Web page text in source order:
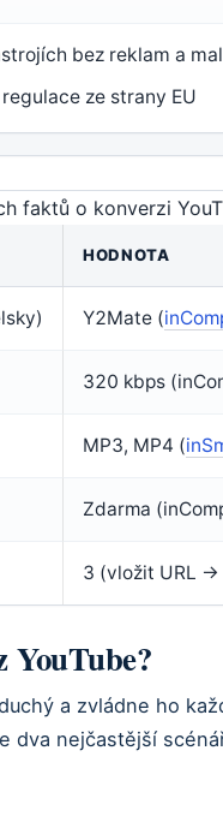
bez reklam a
ze strany EU
faktů o konverzi
HODNOTA
Y2Mate (
320 kbps
MP3, MP4 (
Zdarma
3 (vložit URL
YouTube?
a zvládne ho
dva nejčastější